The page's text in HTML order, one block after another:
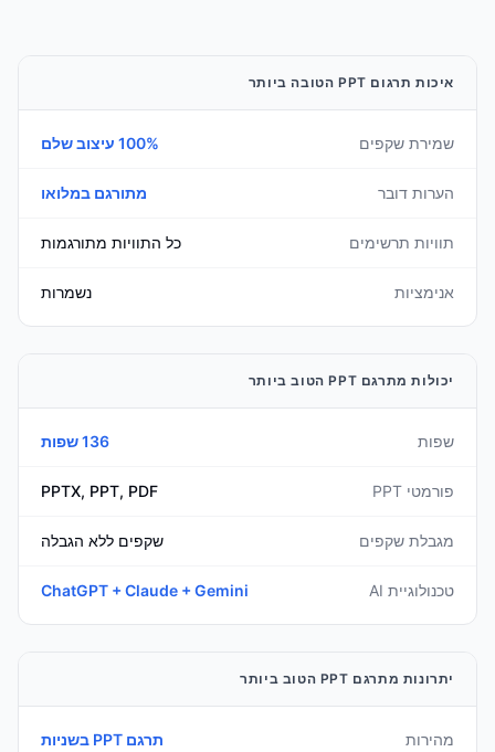
איכות תרגום PPT הטובה ביותר
שמירת שקפים 100% עיצוב שלם
הערות דובר מתורגם במלואו
תוויות תרשימים כל התוויות מתורגמות
אנימציות נשמרות
יכולות מתרגם PPT הטוב ביותר
שפות 136 שפות
פורמטי PPT PPTX, PPT, PDF
מגבלת שקפים שקפים ללא הגבלה
טכנולוגיית AI ChatGPT + Claude + Gemini
יתרונות מתרגם PPT הטוב ביותר
מהירות תרגם PPT בשניות